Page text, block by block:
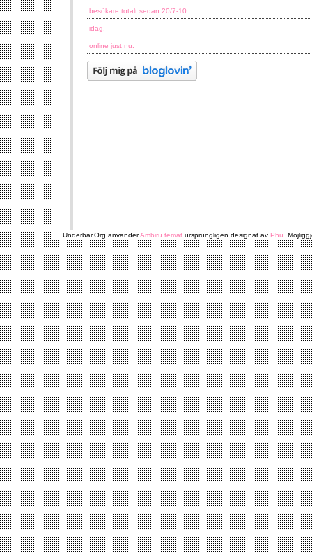
besökare totalt sedan 20/7-10
idag.
online just nu.
Underbar.Org använderAmbiru temat ursprungligen designat av Phu .